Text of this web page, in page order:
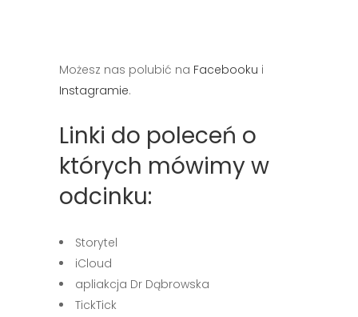
Możesz nas polubić na Facebooku i
Instagramie.
Linki do poleceń o
których mówimy w
odcinku:
Storytel
iCloud
apliakcja Dr Dąbrowska
TickTick